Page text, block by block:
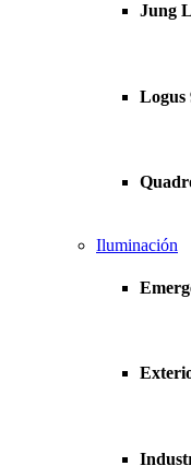
Jung
Logus
Iluminación